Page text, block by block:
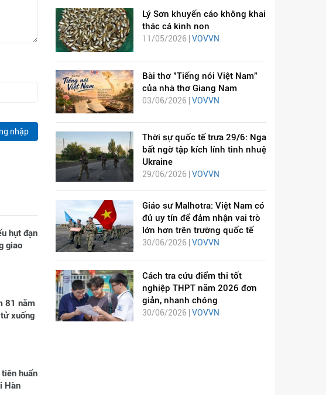
nhập
hụt đạn
giao
81 năm
xuống
huấn
Hàn
Lý Sơn khuyến cáo không khai
thác cá kình non
11/05/2026 | VOVVN
Bài thơ "Tiếng nói Việt Nam"
của nhà thơ Giang Nam
03/06/2026 | VOVVN
Thời sự quốc tế trưa 29/6: Nga
bất ngờ tập kích lính tinh nhuệ
Ukraine
29/06/2026 | VOVVN
Giáo sư Malhotra: Việt Nam có
đủ uy tín để đảm nhận vai trò
lớn hơn trên trường quốc tế
30/06/2026 | VOVVN
Cách tra cứu điểm thi tốt
nghiệp THPT năm 2026 đơn
giản, nhanh chóng
30/06/2026 | VOVVN